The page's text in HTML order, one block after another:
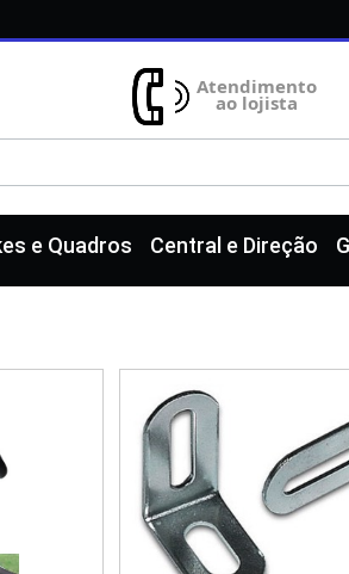
Atendimento
ao lojista
e Quadros Central e Direção